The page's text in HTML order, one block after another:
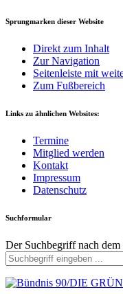
Sprungmarken dieser Website
Direkt zum Inhalt
Zur Navigation
Seitenleiste mit
Zum Fußbereich
Links zu ähnlichen Websites:
Termine
Mitglied werden
Kontakt
Impressum
Datenschutz
Suchformular
Der Suchbegriff nach